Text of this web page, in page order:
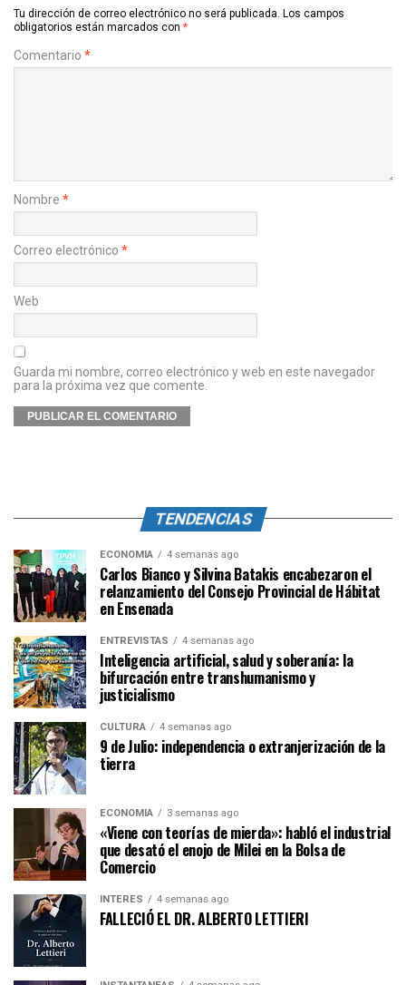
Tu dirección de correo electrónico no será publicada. Los campos
obligatorios están marcados con *
Comentario *
Nombre *
Correo electrónico *
Web
Guarda mi nombre, correo electrónico y web en este navegador
para la próxima vez que comente.
TENDENCIAS
ECONOMÍA 4 semanas ago
Carlos Bianco y Silvina Batakis encabezaron el
relanzamiento del Consejo Provincial de Hábitat
en Ensenada
ENTREVISTAS 4 semanas ago
Inteligencia artificial, salud y soberanía: la
bifurcación entre transhumanismo y
justicialismo
CULTURA 4 semanas ago
9 de Julio: independencia o extranjerización de la
tierra
ECONOMÍA 3 semanas ago
«Viene con teorías de mierda»: habló el industrial
que desató el enojo de Milei en la Bolsa de
Comercio
INTERÉS 4 semanas ago
FALLECIÓ EL DR. ALBERTO LETTIERI